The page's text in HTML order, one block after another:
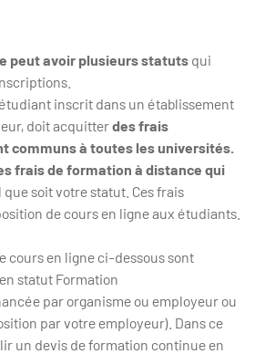
peut avoir plusieurs statuts qui
inscrit dans un établissement
doit acquitterdes frais
communs à toutes les universités.
frais de formation à distance qui
que soit votre statut. Ces frais
de cours en ligne aux étudiants.
cours en ligne ci-dessous sont
statut Formation
par organisme ou employeur ou
par votre employeur). Dans ce
un devis de formation continue en